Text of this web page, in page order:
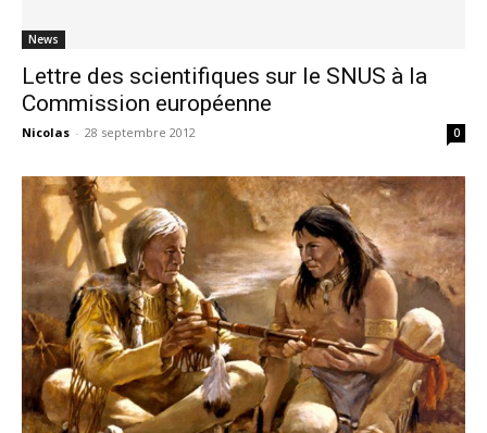
News
Lettre des scientifiques sur le SNUS à la
Commission européenne
Nicolas - 28 septembre 2012 0